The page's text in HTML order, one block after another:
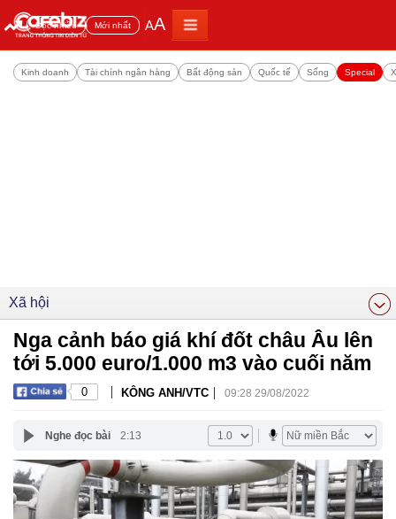
Đọc nhiều Mới nhất AA
Kinh doanh Tài chính ngân hàng Bất động sản Quốc tế Sống Special
Xã hội
Nga cảnh báo giá khí đốt châu Âu lên
tới 5.000 euro/1.000 m3 vào cuối năm
0 | KÔNG ANH/VTC | 09:28 29/08/2022
Nghe đọc bài 2:13